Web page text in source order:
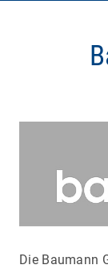
Die Baumann